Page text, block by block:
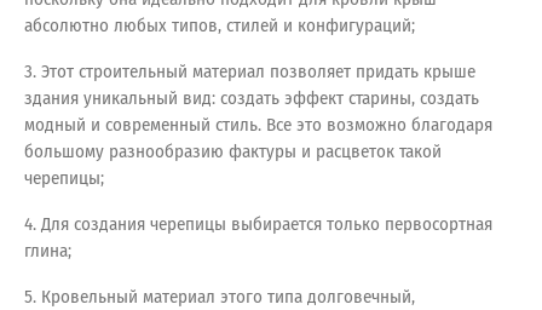
абсолютно любых типов, стилей и конфигураций;
3. Этот строительный материал позволяет придать крыше
здания уникальный вид: создать эффект старины, создать
модный и современный стиль. Все это возможно благодаря
большому разнообразию фактуры и расцветок такой
черепицы;
4. Для создания черепицы выбирается только первосортная
глина;
5. Кровельный материал этого типа долговечный,